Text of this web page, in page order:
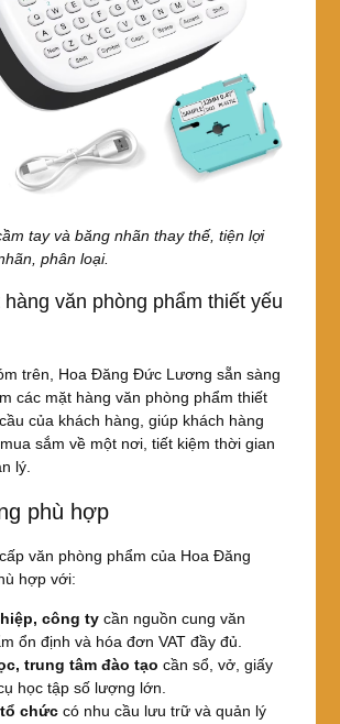
tay và băng nhãn thay thế, tiện lợi
phân loại.
hàng văn phòng phẩm thiết yếu
trên, Hoa Đăng Đức Lương sẵn sàng
các mặt hàng văn phòng phẩm thiết
của khách hàng, giúp khách hàng
sắm về một nơi, tiết kiệm thời gian
lý.
phù hợp
văn phòng phẩm của Hoa Đăng
hợp với:
công tycần nguồn cung văn
ổn định và hóa đơn VAT đầy đủ.
trung tâm đào tạo cần sổ, vở, giấy
học tập số lượng lớn.
chứccó nhu cầu lưu trữ và quản lý